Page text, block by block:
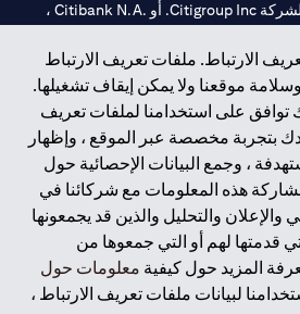
الارتباط. ملفات تعريف الارتباط
موقعنا ولا يمكن إيقاف تشغيلها.
توافق على استخدامنا لملفات تعريف
بتجربة مخصصة عبر الموقع ، وإظهار
، وجمع البيانات الإحصائية حول
هذه المعلومات مع شركائنا في
والإعلان والتحليل والذين قد يجمعونها
قدمتها لهم أو التي جمعوها من
المزيد حول كيفية معلومات حول
لبيانات ملفات تعريف الارتباط ،
سيتي بنك هي علامة خدمة لشركة Citigroup Inc. أو .Citibank N.A ،
مسجل لدى مصرف الإمارات المركزي تحت
أرقام التراخيص 202563 لفرع الوصل في دبي، 531989 لفرع مول
العربية المتحدة مرخص من مصرف
كفرع لبنك أجنبي.
المتحدة مرخص من هيئة الأوراق المالية
والسلع في الإمارات العربية المتحدة ("SCA") للقيام بالنشاط المالي لـ أ)
والترويج بموجب ترخيص رقم
ب) وسيط تداول في الأسواق الدولية بموجب ترخيص